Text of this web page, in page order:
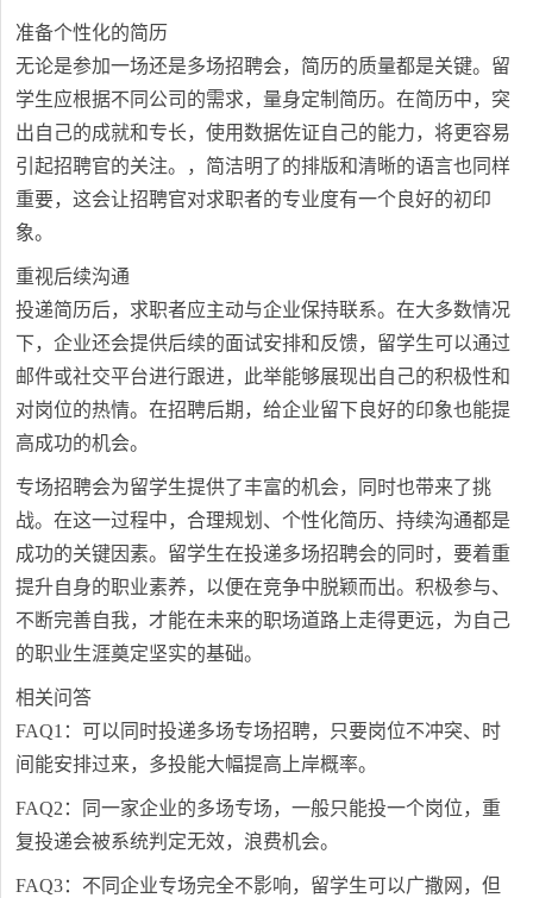
准备个性化的简历
无论是参加一场还是多场招聘会，简历的质量都是关键。留
学生应根据不同公司的需求，量身定制简历。在简历中，突
出自己的成就和专长，使用数据佐证自己的能力，将更容易
引起招聘官的关注。，简洁明了的排版和清晰的语言也同样
重要，这会让招聘官对求职者的专业度有一个良好的初印
象。
重视后续沟通
投递简历后，求职者应主动与企业保持联系。在大多数情况
下，企业还会提供后续的面试安排和反馈，留学生可以通过
邮件或社交平台进行跟进，此举能够展现出自己的积极性和
对岗位的热情。在招聘后期，给企业留下良好的印象也能提
高成功的机会。
专场招聘会为留学生提供了丰富的机会，同时也带来了挑
战。在这一过程中，合理规划、个性化简历、持续沟通都是
成功的关键因素。留学生在投递多场招聘会的同时，要着重
提升自身的职业素养，以便在竞争中脱颖而出。积极参与、
不断完善自我，才能在未来的职场道路上走得更远，为自己
的职业生涯奠定坚实的基础。
相关问答
FAQ1：可以同时投递多场专场招聘，只要岗位不冲突、时
间能安排过来，多投能大幅提高上岸概率。
FAQ2：同一家企业的多场专场，一般只能投一个岗位，重
复投递会被系统判定无效，浪费机会。
FAQ3：不同企业专场完全不影响，留学生可以广撒网，但